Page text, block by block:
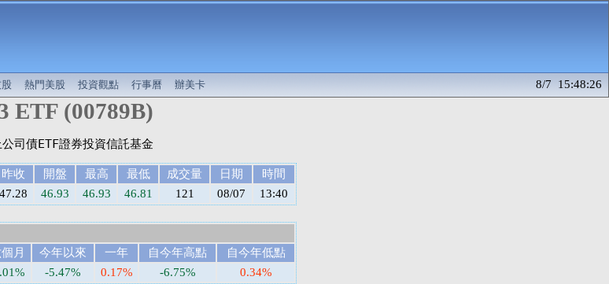
熱門美股 投資觀點 行事曆 辦美卡 8/7 15:48:26
ETF (00789B)
昨收 開盤 最高 最低 成交量 日期
時間
47.28 46.93 46.93 46.81 121 08/07 13:40
月 今年以來 一年 自今年高點
自今年低點
-5.47% 0.17% -6.75% 0.34%